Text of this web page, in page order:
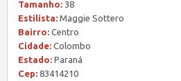
Tamanho: 38
Estilista: Maggie Sottero
Bairro: Centro
Cidade: Colombo
Estado: Paraná
Cep: 83414210